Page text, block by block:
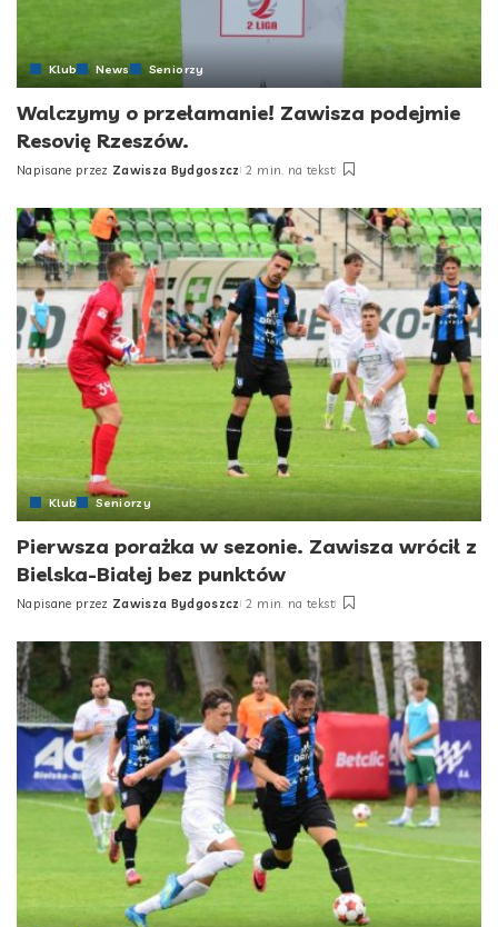
Klub News Seniorzy
Walczymy o przełamanie! Zawisza podejmie
Resovię Rzeszów.
Posted
Napisane przez Zawisza Bydgoszcz 2 min. na tekst
Klub Seniorzy
Pierwsza porażka w sezonie. Zawisza wrócił z
Bielska-Białej bez punktów
Posted
Napisane przez Zawisza Bydgoszcz 2 min. na tekst